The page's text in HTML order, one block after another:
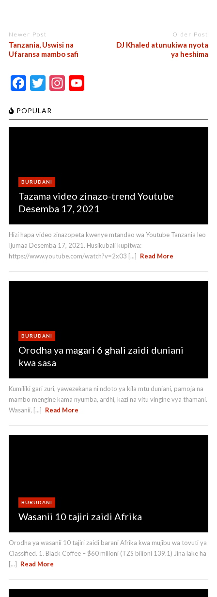
Newer Post
Tanzania, Uswisi na
Ufaransa mambo safi
Older Post
DJ Khaled atunukiwa nyota
ya heshima
F
ac
e
b
k
T
w
itt
er
In
st
gr
Y
o
T
C
h
a
n
n
el
POPULAR
BURUDANI
Tazama video zinazo-trend Youtube
Desemba 17, 2021
Hizi hapa video zinazopeta kwenye mtandao wa Youtube Tanzania leo
Ijumaa Desemba 17, 2021. Husikubali kupitwa:
https://www.youtube.com/watch?v=2x03 [...]
Read More
BURUDANI
Orodha ya magari 6 ghali zaidi duniani
kwa sasa
Kumiliki gari zuri, yawezekana ni ndoto ya kila mtu duniani, pamoja na
mambo mengine kama nyumba, ardhi, kazi na vitu vingine vya thamani.
Wasanii, [...]
Read More
BURUDANI
Wasanii 10 tajiri zaidi Afrika
Orodha ya wasanii 10 tajiri zaidi barani Afrika kwa mujibu wa tovuti ya
Classified. 1. Black Coffee – $60 milioni (TZS bilioni 139.1) Jina lake ha
[...]
Read More